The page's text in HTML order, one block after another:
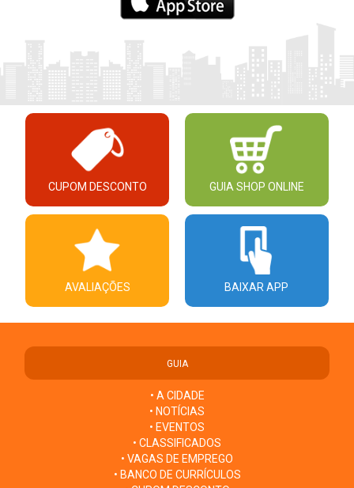
CUPOM DESCONTO GUIA SHOP ONLINE
AVALIAÇÕES BAIXAR APP
GUIA
• A CIDADE
• NOTÍCIAS
• EVENTOS
• CLASSIFICADOS
• VAGAS DE EMPREGO
• BANCO DE CURRÍCULOS